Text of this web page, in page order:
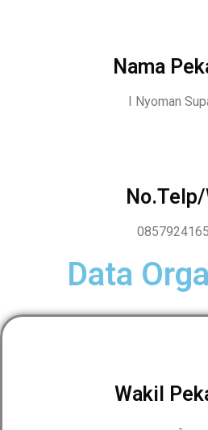
Nama
I Nyoman
Data
Wakil